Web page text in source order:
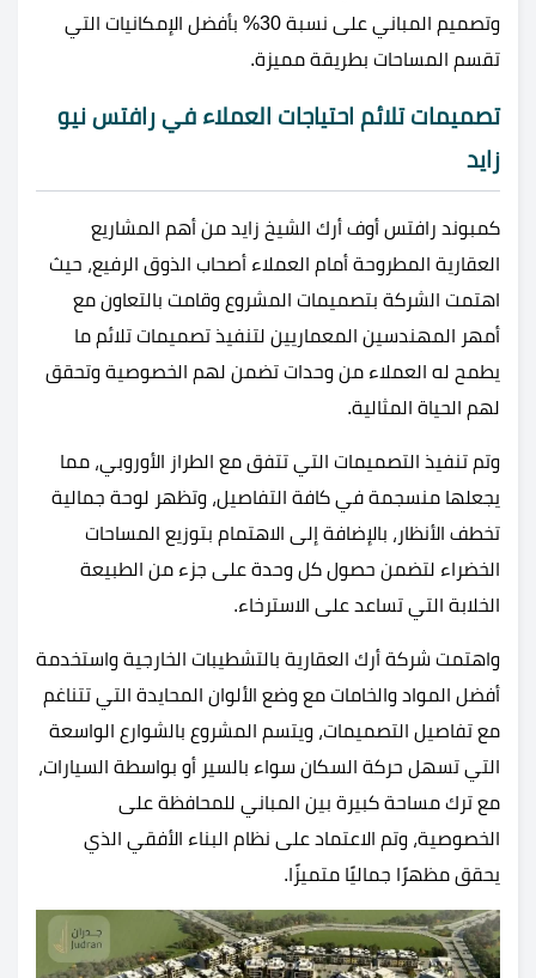
وتصميم المباني على نسبة 30% بأفضل الإمكانيات التي
تقسم المساحات بطريقة مميزة.
تصميمات تلائم احتياجات العملاء في رافتس نيو
زايد
كمبوند رافتس أوف أرك الشيخ زايد من أهم المشاريع
العقارية المطروحة أمام العملاء أصحاب الذوق الرفيع، حيث
اهتمت الشركة بتصميمات المشروع وقامت بالتعاون مع
أمهر المهندسين المعماريين لتنفيذ تصميمات تلائم ما
يطمح له العملاء من وحدات تضمن لهم الخصوصية وتحقق
لهم الحياة المثالية.
وتم تنفيذ التصميمات التي تتفق مع الطراز الأوروبي، مما
يجعلها منسجمة في كافة التفاصيل، وتظهر لوحة جمالية
تخطف الأنظار، بالإضافة إلى الاهتمام بتوزيع المساحات
الخضراء لتضمن حصول كل وحدة على جزء من الطبيعة
الخلابة التي تساعد على الاسترخاء.
واهتمت شركة أرك العقارية بالتشطيبات الخارجية واستخدمة
أفضل المواد والخامات مع وضع الألوان المحايدة التي تتناغم
مع تفاصيل التصميمات، ويتسم المشروع بالشوارع الواسعة
التي تسهل حركة السكان سواء بالسير أو بواسطة السيارات،
مع ترك مساحة كبيرة بين المباني للمحافظة على
الخصوصية، وتم الاعتماد على نظام البناء الأفقي الذي
يحقق مظهرًا جماليًا متميزًا.